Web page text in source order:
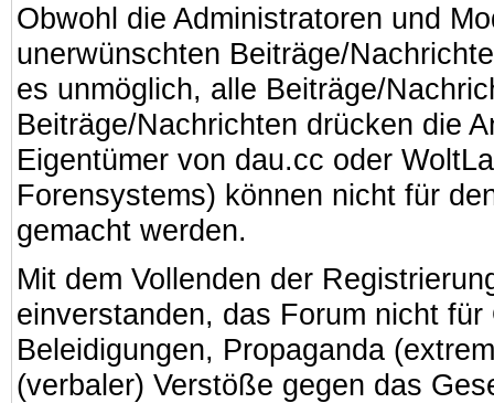
Obwohl die Administratoren und
unerwünschten Beiträge/
es unmöglich, alle Beiträge/
Beiträge/Nachrichten drücken die
Eigentümer von dau.cc oder
Forensystems) können nicht für
gemacht werden.
Mit dem Vollenden der
einverstanden, das Forum nicht
Beleidigungen, Propaganda
(verbaler) Verstöße gegen das